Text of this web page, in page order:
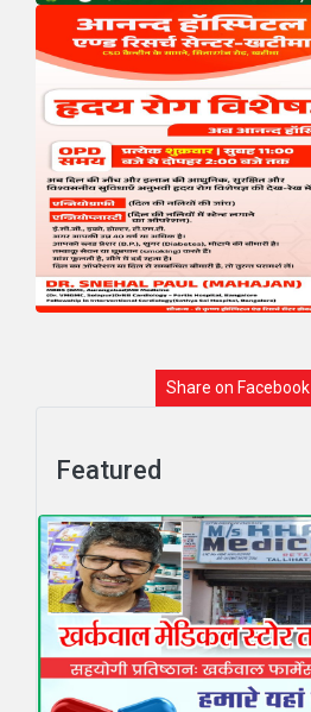
Share on Facebook
Featured